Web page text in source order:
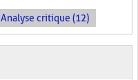
Analyse critique (12)